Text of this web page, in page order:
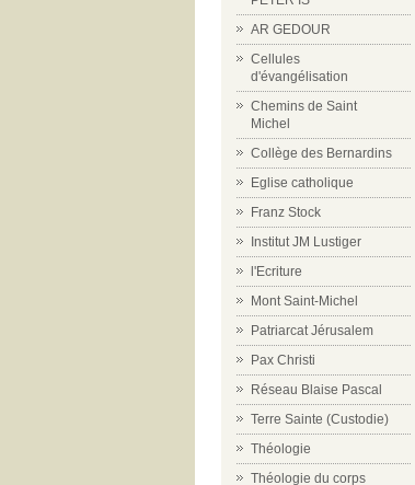
AR GEDOUR
Cellules
d'évangélisation
Chemins de Saint
Michel
Collège des Bernardins
Eglise catholique
Franz Stock
Institut JM Lustiger
l'Ecriture
Mont Saint-Michel
Patriarcat Jérusalem
Pax Christi
Réseau Blaise Pascal
Terre Sainte (Custodie)
Théologie
Théologie du corps